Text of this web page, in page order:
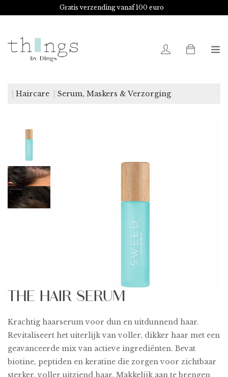
Gratis verzending vanaf 100 euro
Haircare Serum, Maskers & Verzorging
THE HAIR SERUM
Krachtig haarserum voor dun en uitdunnend haar.
Revitaliseert het uiterlijk van voller, dikker haar met een
geavanceerde mix van actieve ingrediënten. Bevat
biotine, peptiden en keratine die zorgen voor zichtbaar
sterker, voller uitziend haar. Makkelijk aan te brengen